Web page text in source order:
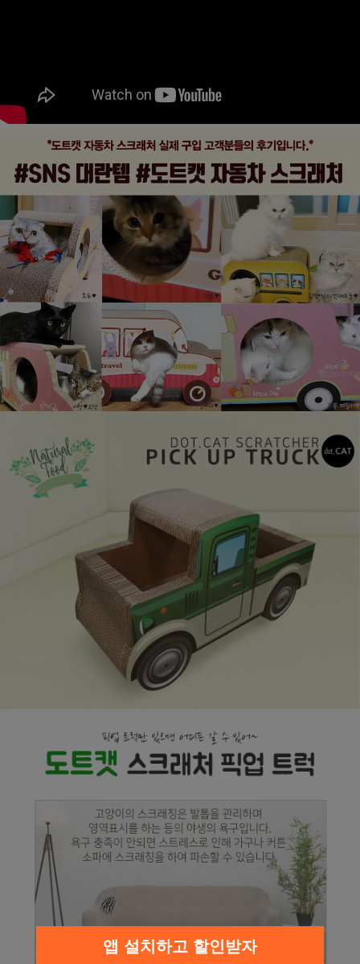
페이코 라이
구매
앱 설치하고 할인받자